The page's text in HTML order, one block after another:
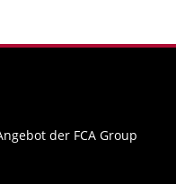
der FCA Group